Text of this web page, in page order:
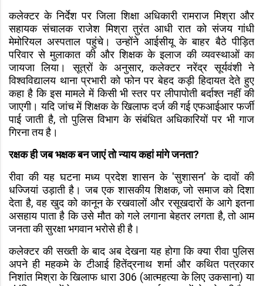
कलेक्टर के निर्देश पर जिला शिक्षा अधिकारी रामराज मिश्रा और
सहायक संचालक राजेश मिश्रा तुरंत आधी रात को संजय गांधी
मेमोरियल अस्पताल पहुंचे। उन्होंने आईसीयू के बाहर बैठे पीड़ित
परिवार से मुलाकात की और शिक्षक के इलाज की व्यवस्थाओं का
जायजा लिया। सूत्रों के अनुसार, कलेक्टर नरेंद्र सूर्यवंशी ने
विश्वविद्यालय थाना प्रभारी को फोन पर बेहद कड़ी हिदायत देते हुए
कहा है कि इस मामले में किसी भी स्तर पर लीपापोती बर्दाश्त नहीं की
जाएगी। यदि जांच में शिक्षक के खिलाफ दर्ज की गई एफआईआर फर्जी
पाई जाती है, तो पुलिस विभाग के संबंधित अधिकारियों पर भी गाज
गिरना तय है।
रक्षक ही जब भक्षक बन जाएं तो न्याय कहां मांगे जनता?
रीवा की यह घटना मध्य प्रदेश शासन के 'सुशासन' के दावों की
धज्जियां उड़ाती है। जब एक शासकीय शिक्षक, जो समाज को दिशा
देता है, वह खुद को कानून के रखवालों और रसूखदारों के आगे इतना
असहाय पाता है कि उसे मौत को गले लगाना बेहतर लगता है, तो आम
जनता की सुरक्षा भगवान भरोसे ही है।
कलेक्टर की सख्ती के बाद अब देखना यह होगा कि क्या रीवा पुलिस
अपने ही महकमे के टीआई हितेंद्रनाथ शर्मा और कथित पत्रकार
निशांत मिश्रा के खिलाफ धारा 306 (आत्महत्या के लिए उकसाना) या